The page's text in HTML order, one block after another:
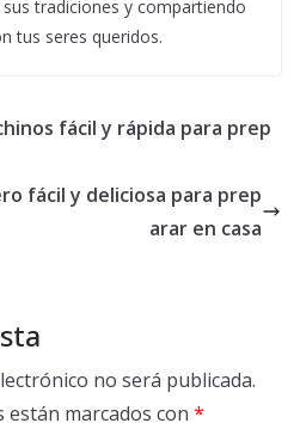
tradiciones y compartiendo
tus seres queridos.
fácil y rápida para prep
fácil y deliciosa para prep
arar en casa
no será publicada.
marcados con *